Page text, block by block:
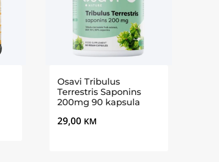
Osavi Tribulus
Terrestris Saponins
200mg 90 kapsula
29,00 KM